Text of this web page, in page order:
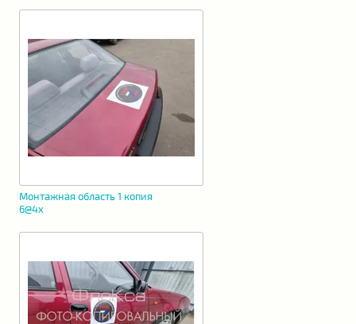
Монтажная область 1 копия
6@4x